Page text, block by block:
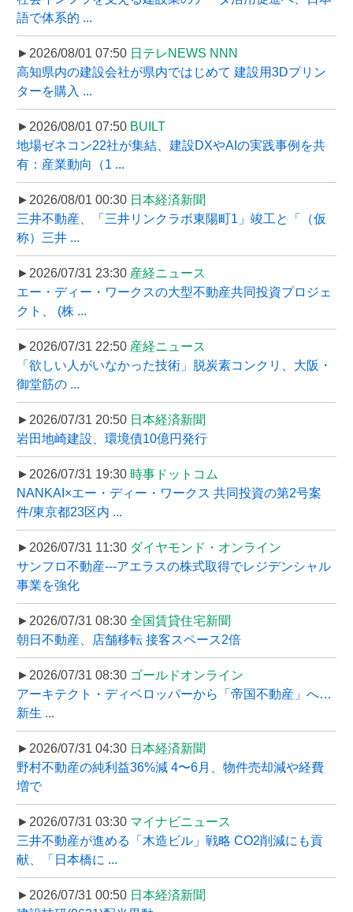
語で体系的 ...
►2026/08/01 07:50 日テレNEWS NNN
高知県内の建設会社が県内ではじめて 建設用3Dプリン
ターを購入 ...
►2026/08/01 07:50 BUILT
地場ゼネコン22社が集結、建設DXやAIの実践事例を共
有：産業動向（1 ...
►2026/08/01 00:30 日本経済新聞
三井不動産、「三井リンクラボ東陽町1」竣工と「（仮
称）三井 ...
►2026/07/31 23:30 産経ニュース
エー・ディー・ワークスの大型不動産共同投資プロジェ
クト、 (株 ...
►2026/07/31 22:50 産経ニュース
「欲しい人がいなかった技術」脱炭素コンクリ、大阪・
御堂筋の ...
►2026/07/31 20:50 日本経済新聞
岩田地崎建設、環境債10億円発行
►2026/07/31 19:30 時事ドットコム
NANKAI×エー・ディー・ワークス 共同投資の第2号案
件/東京都23区内 ...
►2026/07/31 11:30 ダイヤモンド・オンライン
サンフロ不動産---アエラスの株式取得でレジデンシャル
事業を強化
►2026/07/31 08:30 全国賃貸住宅新聞
朝日不動産、店舗移転 接客スペース2倍
►2026/07/31 08:30 ゴールドオンライン
アーキテクト・ディベロッパーから「帝国不動産」へ…
新生 ...
►2026/07/31 04:30 日本経済新聞
野村不動産の純利益36%減 4〜6月、物件売却減や経費
増で
►2026/07/31 03:30 マイナビニュース
三井不動産が進める「木造ビル」戦略 CO2削減にも貢
献、「日本橋に ...
►2026/07/31 00:50 日本経済新聞